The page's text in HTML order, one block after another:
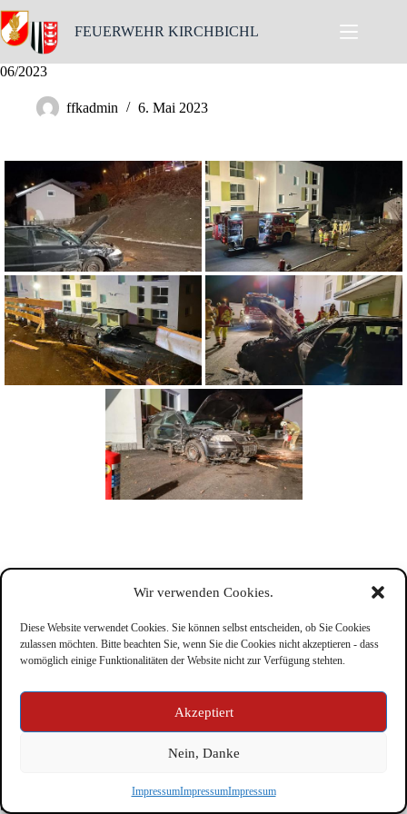
Wir verwenden Cookies.
Diese Website verwendet Cookies. Sie können selbst entscheiden, ob Sie Cookies
zulassen möchten. Bitte beachten Sie, wenn Sie die Cookies nicht akzeptieren - dass
womöglich einige Funktionalitäten der Website nicht zur Verfügung stehten.
Akzeptiert
Nein, Danke
ImpressumImpressumImpressum
Skip
to
content
FEUERWEHR KIRCHBICHL
06/2023
ffkadmin 6. Mai 2023
Copyright © Feuerwehr Kirchbichl 2026 - WordPress Theme
by